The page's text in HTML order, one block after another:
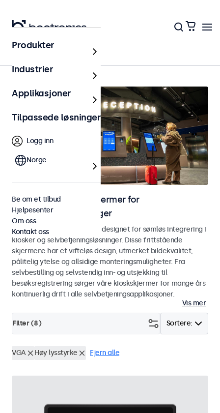
Hjem
Skjermer og touchskjermer for
selvbetjeningsløsninger
Skjermer og touchskjermer designet for sømløs integrering i
kiosker og selvbetjeningsløsninger. Disse frittstående
skjermene har et vifteløs design, utmerket bildekvalitet,
pålitelig ytelse og allsidige monteringsmuligheter. Fra
selvbestilling og selvstendig inn- og utsjekking til
besøksregistrering sørger våre kioskskjermer for mange års
kontinuerlig drift i alle selvbetjeningsapplikasjoner.
Vis mer
Sortere:
Filter (8)
VGA Høy lysstyrke Fjern alle
Produkter
Industrier
Applikasjoner
Tilpassede løsninger
Logg inn
Norge
Be om et tilbud
Hjelpesenter
Om oss
Kontakt oss